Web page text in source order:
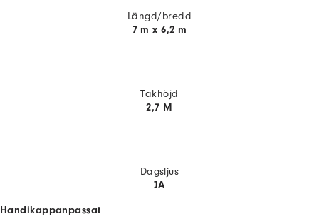
Längd/bredd
7 m x 6,2 m
Takhöjd
2,7 M
Dagsljus
JA
Handikappanpassat